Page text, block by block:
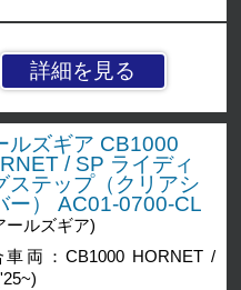
詳細を見る
ルズギア CB1000
/ SP ライディ
ステップ（クリアシ
ー） AC01-0700-CL
ールズギア)
車両：CB1000 HORNET /